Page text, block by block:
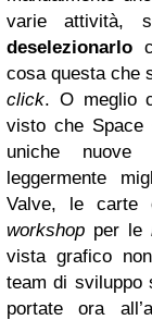
varie attività,
deselezionarlo
cosa questa che
click. O meglio
visto che Space
uniche nuove
leggermente
Valve, le carte
workshop per le
vista grafico
team di sviluppo
portate ora